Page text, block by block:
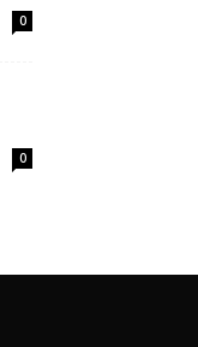
0
0